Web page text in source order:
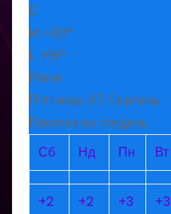
C
H: +30°
L: +16°
Рівне
П’ятниця, 07 Серпень
Прогноз на тиждень
Сб
Нд Пн Вт
+2
+2
+3
+3